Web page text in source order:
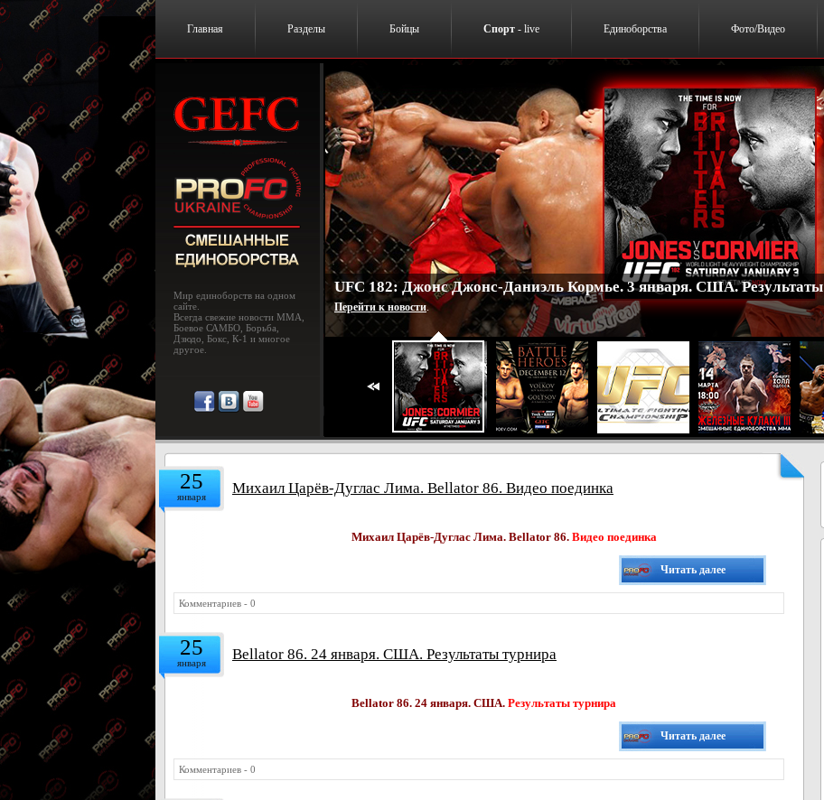
Главная Разделы Бойцы Спорт - live Единоборства Фото/Видео
Мир единоборств на одном
сайте.
Всегда свежие новости MMA,
Боевое САМБО, Борьба,
Дзюдо, Бокс, К-1 и многое
другое.
UFC 182: Джонс Джонс-Даниэль Кормье. 3 января. США. Результаты
Перейти к новости.
25
января Михаил Царёв-Дуглас Лима. Bellator 86. Видео поединка
Михаил Царёв-Дуглас Лима. Bellator 86. Видео поединка
Читать далее
Комментариев - 0
25
января Bellator 86. 24 января. США. Результаты турнира
Bellator 86. 24 января. США. Результаты турнира
Читать далее
Комментариев - 0